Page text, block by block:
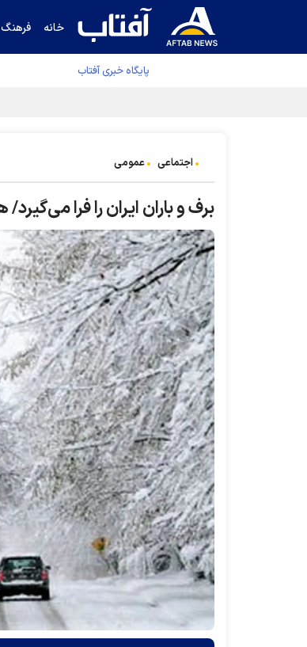
خانه فرهنگ
پایگاه خبری آفتاب
اجتماعی عمومی
برف و باران ایران را فرا می‌گیرد/